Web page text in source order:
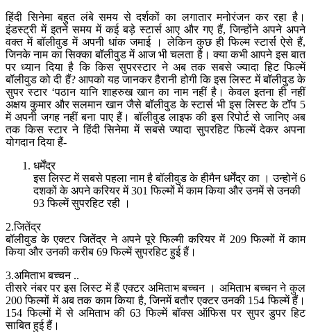
हिंदी सिनेमा बहुत लंबे समय से दर्शकों का लगातार मनोरंजन कर रहा है।
इंडस्ट्री में इतने समय में कई बड़े स्टार्स आए और गए हैं, जिन्होंने अपने अपने
वक्त में बॉलीवुड में अपनी धांक जमाई । लेकिन कुछ ही फिल्म स्टार्स ऐसे हैं,
जिनके नाम का सिक्का बॉलीवुड में आज भी चलता है। क्या कभी आपने इस बात
पर ध्यान दिया है कि किस सुपरस्टार ने अब तक सबसे ज्यादा हिट फिल्में
बॉलीवुड को दी हैं? आपको यह जानकर हैरानी होगी कि इस लिस्ट में बॉलीवुड के
सुपर स्टार ‘पठान यानि शाहरुख खान का नाम नहीं है। केवल इतना ही नहीं
अक्षय कुमार और सलमान खान जैसे बॉलीवुड के स्टार्स भी इस लिस्ट के टॉप 5
में अपनी जगह नहीं बना पाए हैं। बॉलीवुड लाइफ की इस रिपोर्ट से जानिए अब
तक किस स्टार ने हिंदी सिनेमा में सबसे ज्यादा सुपरहिट फिल्में देकर अपना
योगदान दिया हैं-
धर्मेंद्र
इस लिस्ट में सबसे पहला नाम है बॉलीवुड के हीमैन धर्मेंद्र का । उन्होनें 6
दशकों के अपने करियर में 301 फिल्मों में काम किया और उनमें से उनकी
93 फिल्में सुपरहिट रही ।
2.जितेंद्र
बॉलीवुड के एक्टर जितेंद्र ने अपने पूरे फिल्मी करियर में 209 फिल्मों में काम
किया और उनकी करीब 69 फिल्में सुपरहिट हुई हैं।
3.अमिताभ बच्चन ..
तीसरे नंबर पर इस लिस्ट में हैं एक्टर अमिताभ बच्चन । अमिताभ बच्चन ने कुल
200 फिल्मों में अब तक काम किया है, जिनमें बतौर एक्टर उनकी 154 फिल्में हैं।
154 फिल्मों में से अमिताभ की 63 फिल्में बॉक्स ऑफिस पर सुपर डुपर हिट
साबित हुई हैं।